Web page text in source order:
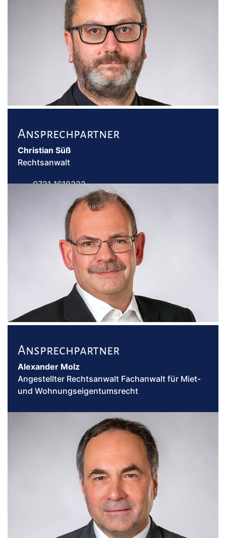
Ansprechpartner
Christian Süß
Rechtsanwalt
0721 1618322
07252 2816
kanzlei@khk-anwaelte.de
Ansprechpartner
Alexander Molz
Angestellter Rechtsanwalt Fachanwalt für Miet-
und Wohnungseigentumsrecht
kanzlei@khk-anwaelte.de